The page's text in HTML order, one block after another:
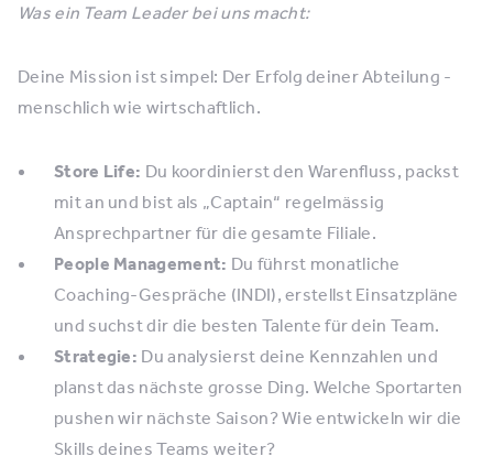
Was ein Team Leader bei uns macht:
Deine Mission ist simpel: Der Erfolg deiner Abteilung -
menschlich wie wirtschaftlich.
Store Life: Du koordinierst den Warenfluss, packst
mit an und bist als „Captain“ regelmässig
Ansprechpartner für die gesamte Filiale.
People Management: Du führst monatliche
Coaching-Gespräche (INDI), erstellst Einsatzpläne
und suchst dir die besten Talente für dein Team.
Strategie: Du analysierst deine Kennzahlen und
planst das nächste grosse Ding. Welche Sportarten
pushen wir nächste Saison? Wie entwickeln wir die
Skills deines Teams weiter?